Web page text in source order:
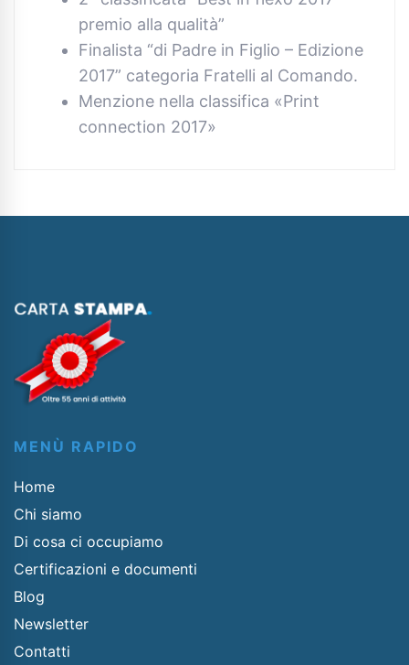
premio alla qualità”
Finalista “di Padre in Figlio – Edizione
2017” categoria Fratelli al Comando.
Menzione nella classifica «Print
connection 2017»
MENÙ RAPIDO
Home
Chi siamo
Di cosa ci occupiamo
Certificazioni e documenti
Blog
Newsletter
Contatti